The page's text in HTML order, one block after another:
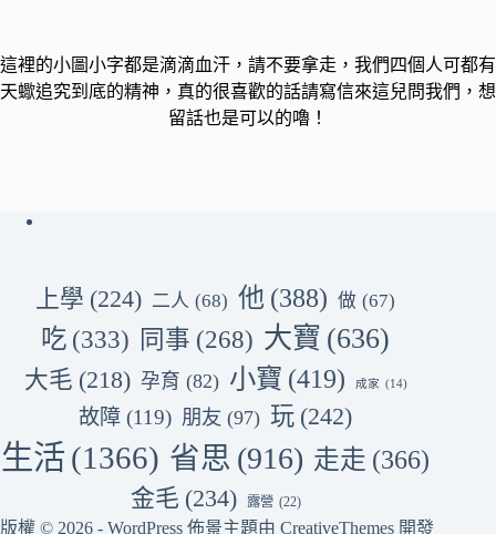
這裡的小圖小字都是滴滴血汗，請不要拿走，我們四個人可都有
天蠍追究到底的精神，真的很喜歡的話請寫信來這兒問我們，想
留話也是可以的嚕！
上學 (224) 二人 (68) 他 (388) 做 (67)
吃 (333) 同事 (268) 大寶 (636)
大毛 (218) 孕育 (82) 小寶 (419) 成家 (14)
故障 (119) 朋友 (97) 玩 (242)
生活 (1366) 省思 (916) 走走 (366)
金毛 (234) 露營 (22)
版權 © 2026 - WordPress 佈景主題由 CreativeThemes 開發